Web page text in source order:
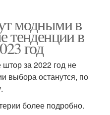
модными в
тенденции в
год
за 2022 год не
выбора останутся, по
более подробно.